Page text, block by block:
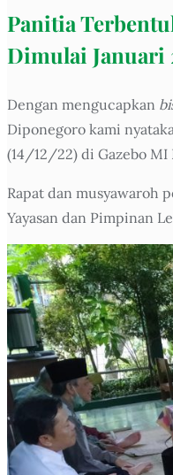
Panitia
Dimulai Januari
Dengan mengucapkan
Diponegoro kami
(14/12/22) di Gazebo MI
Rapat dan musyawaroh
Yayasan dan Pimpinan